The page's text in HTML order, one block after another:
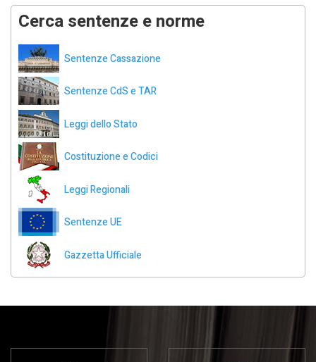
Cerca sentenze e norme
Sentenze Cassazione
Sentenze CdS e TAR
Leggi dello Stato
Costituzione e Codici
Leggi Regionali
Sentenze UE
Gazzetta Ufficiale